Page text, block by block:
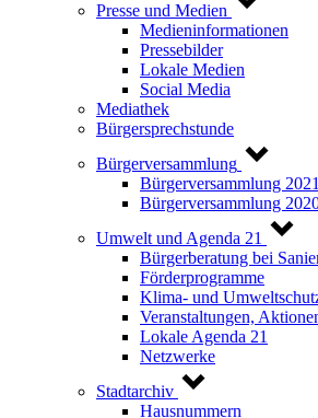
Presse und Medien
Medieninformationen
Pressebilder
Lokale Medien
Social Media
Mediathek
Bürgersprechstunde
Bürgerversammlung
Bürgerversammlung 2021
Bürgerversammlung
Umwelt und Agenda 21
Bürgerberatung bei
Förderprogramme
Klima- und
Veranstaltungen,
Lokale Agenda 21
Netzwerke
Stadtarchiv
Hausnummern